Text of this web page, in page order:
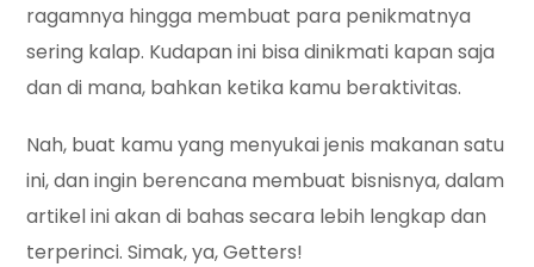
ragamnya hingga membuat para penikmatnya
sering kalap. Kudapan ini bisa dinikmati kapan saja
dan di mana, bahkan ketika kamu beraktivitas.
Nah, buat kamu yang menyukai jenis makanan satu
ini, dan ingin berencana membuat bisnisnya, dalam
artikel ini akan di bahas secara lebih lengkap dan
terperinci. Simak, ya, Getters!